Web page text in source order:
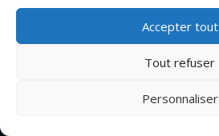
Accepter tout
Tout refuser
Personnaliser
Pot de peinture PPS
Masque de